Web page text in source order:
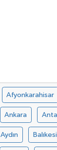
Afyonkarahisar
Ankara
Aydın